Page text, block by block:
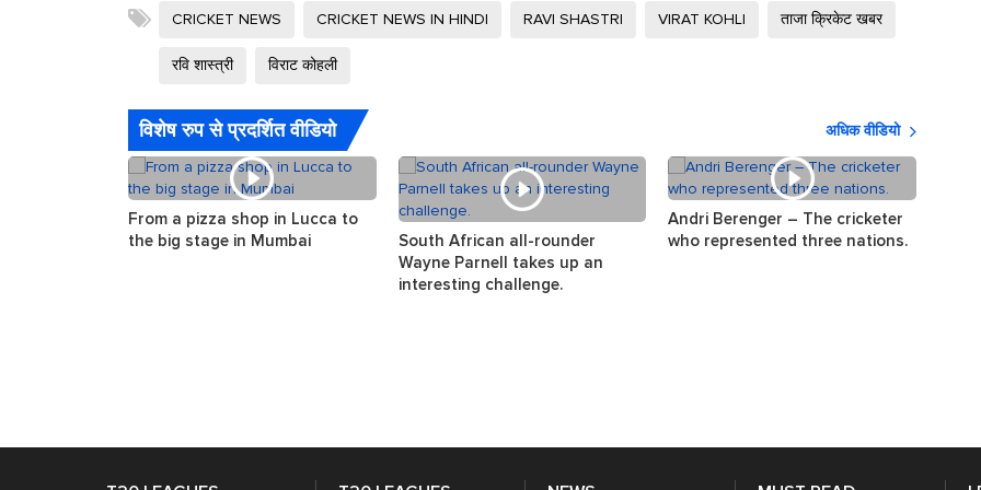
CRICKET NEWS CRICKET NEWS IN HINDI RAVI SHASTRI VIRAT KOHLI ताजा क्रिकेट खबर
रवि शास्त्री विराट कोहली
विशेष रुप से प्रदर्शित वीडियो अधिक वीडियो
From a pizza shop in Lucca to
the big stage in Mumbai
South African all-rounder
Wayne Parnell takes up an
interesting challenge.
Andri Berenger – The cricketer
who represented three nations.